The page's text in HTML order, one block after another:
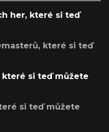
her, které si teď
které si teď
které si teď můžete
si teď můžete